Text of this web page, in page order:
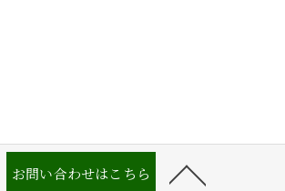
お問い合わせはこちら